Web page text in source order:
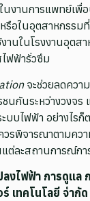
นงานการแพทย์เพื่
รือในอุตสาหกรรม
านในโรงงานอุต
ฟฟ้ารั่วซึม
จะช่วยลดควา
นกันระหว่างวงจร
บบไฟฟ้า อย่างไรก็
รพิจารณาตามควา
ต่ละสถานการณ์กา
งไฟฟ้า การดูแล
ร์ เทคโนโลยี จำ